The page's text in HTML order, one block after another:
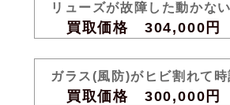
リューズが故障した動かな
買取価格 304,000円
ガラス(風防)がヒビ割れて
買取価格 300,000円